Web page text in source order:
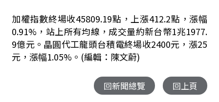
加權指數終場收45809.19點，上漲412.2點，漲幅
0.91%，站上所有均線，成交量約新台幣1兆1977.
9億元。晶圓代工龍頭台積電終場收2400元，漲25
元，漲幅1.05%。 (編輯：陳文蔚)
回新聞總覽 回上頁